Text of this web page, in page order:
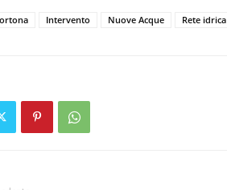
Intervento Nuove Acque Rete idrica